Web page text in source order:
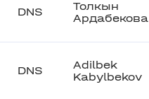
DNS
Толкын
Ардабекова
DNS
Adilbek
Kabylbekov